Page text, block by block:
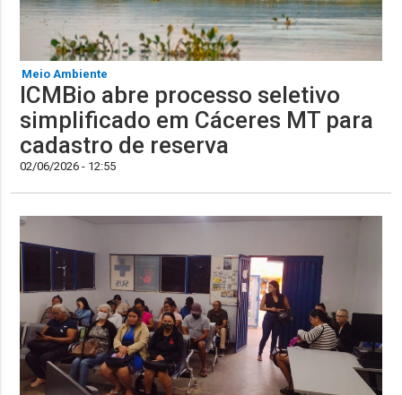
Meio Ambiente
ICMBio abre processo seletivo
simplificado em Cáceres MT para
cadastro de reserva
02/06/2026 - 12:55